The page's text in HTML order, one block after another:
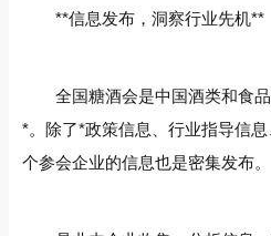
**信息发布，洞察行业先机**
全国糖酒会是中国酒类和食
*。除了*政策信息、行业指导信
个参会企业的信息也是密集发布。